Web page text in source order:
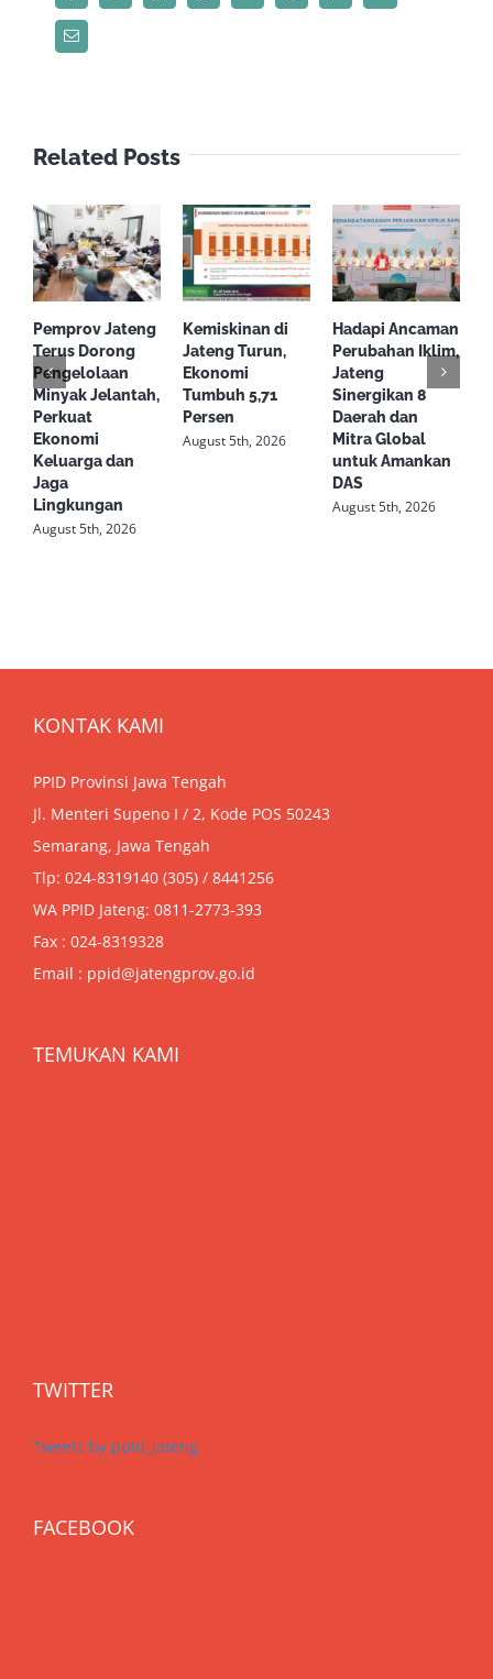
Segera
Alat
Berat
Email
Related Posts
Pemprov Jateng
Terus Dorong
Pengelolaan
Minyak Jelantah,
Perkuat
Ekonomi
Keluarga dan
Jaga
Lingkungan
August 5th, 2026
Kemiskinan di
Jateng Turun,
Ekonomi
Tumbuh 5,71
Persen
August 5th, 2026
Hadapi Ancaman
Perubahan Iklim,
Jateng
Sinergikan 8
Daerah dan
Mitra Global
untuk Amankan
DAS
August 5th, 2026
KONTAK KAMI
PPID Provinsi Jawa Tengah
Jl. Menteri Supeno I / 2, Kode POS 50243
Semarang, Jawa Tengah
Tlp: 024-8319140 (305) / 8441256
WA PPID Jateng: 0811-2773-393
Fax : 024-8319328
Email : ppid@jatengprov.go.id
TEMUKAN KAMI
TWITTER
Tweets by ppid_jateng
FACEBOOK